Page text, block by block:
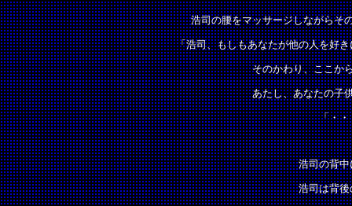
浩司の腰をマッサージしながらそ
「浩司、もしもあなたが他の人を好
そのかわり、ここから出
あたし、あなたの子供と
「・・
浩司の背
浩司は背